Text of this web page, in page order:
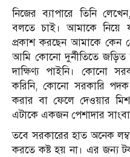
নিজের ব্যাপারে তিনি
বলতে চাই। আমাকে নিয়ে
প্রকাশ করছেন আমাকে কেন
আমি কোনো দুর্নীতিতে
দাক্ষিণ্য পাইনি। কোনো
করিনি, কোনো সরকারি
করার বা ফেলে দেওয়ার
এটাকে একজন পেশাদার
তবে সরকারের হাত অনেক
করতে কষ্ট হয় না। এর জন্য